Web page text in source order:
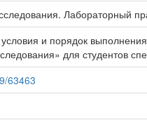
Лабораторный
и порядок
для студентов
63463